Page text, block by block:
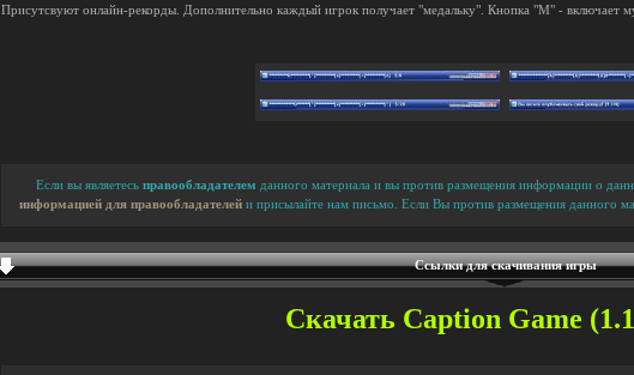
Присутсвуют онлайн-рекорды. Дополнительно каждый игрок получает "медальку". Кнопка "М" - включает
Если вы являетесь правообладателем данного материала и вы против размещения информации о
информацией для правообладателей и присылайте нам письмо. Если Вы против размещения данного
Ссылки для скачивания игры
Скачать Caption Game